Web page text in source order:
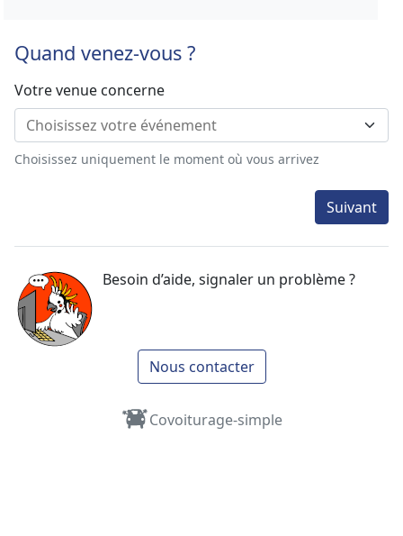
Quand venez-vous ?
Votre venue concerne
Choisissez uniquement le moment où vous arrivez
Suivant
Besoin d’aide, signaler un problème ?
Nous contacter
Covoiturage-simple